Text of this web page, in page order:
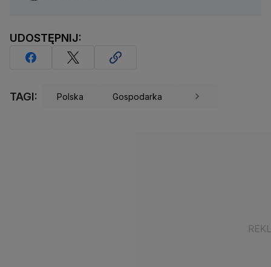
UDOSTĘPNIJ:
TAGI: Polska Gospodarka